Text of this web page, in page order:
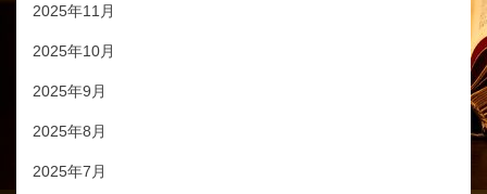
2025年11月
2025年10月
2025年9月
2025年8月
2025年7月